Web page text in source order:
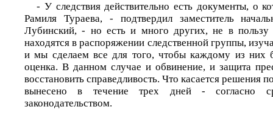
- У следствия действительно есть документы, о
Рамиля Тураева, - подтвердил заместитель
Лубинский, - но есть и много других, не в пользу
находятся в распоряжении следственной группы,
и мы сделаем все для того, чтобы каждому из них
оценка. В данном случае и обвинение, и защита
восстановить справедливость. Что касается решения
вынесено в течение трех дней - согласно
законодательством.